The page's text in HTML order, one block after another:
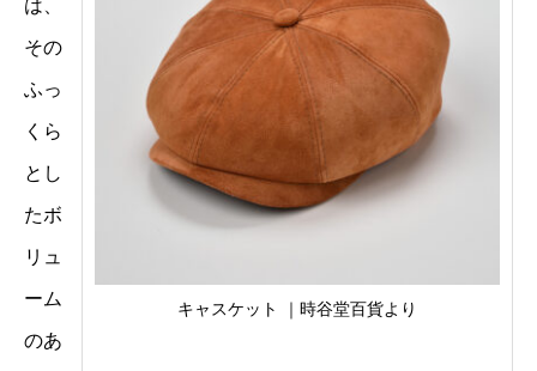
キャスケット ｜時谷堂百貨より
は、
その
ふっ
くら
とし
たボ
リュ
ーム
のあ